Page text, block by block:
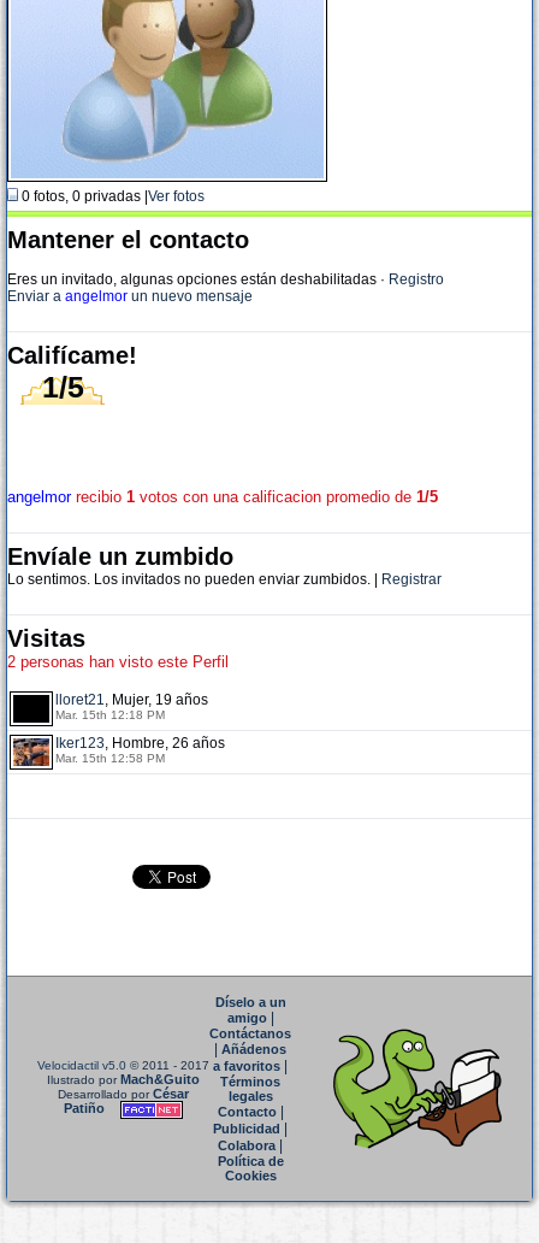
0 fotos, 0 privadas | Ver fotos
Mantener el contacto
Eres un invitado, algunas opciones están deshabilitadas · Registro
Enviar a angelmor un nuevo mensaje
Califícame!
1/5
angelmorrecibio 1 votos con una calificacion promedio de 1/5
Envíale un zumbido
Lo sentimos. Los invitados no pueden enviar zumbidos. | Registrar
Visitas
2 personas han visto este Perfil
lloret21, Mujer, 19 años
Mar. 15th 12:18 PM
Iker123, Hombre, 26 años
Mar. 15th 12:58 PM
Velocidactil v5.0 © 2011 - 2017
Ilustrado porMach&Guito
Desarrollado porCésar
Patiño
Díselo a un
amigo|
Contáctanos
Añádenos
a favoritos
Términos
legales
Contacto|
Publicidad
Colabora|
Política de
Cookies